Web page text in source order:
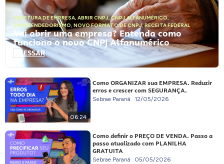
ABERTURA DE EMPRESA, ABRIR CNPJ,CNPJ ALFANUMÉRICO,
EMPREENDEDORISMO, NOVO FORMATO DE CNPJ,RECEITA FEDERAL
Vai abrir uma empresa? Entenda como
funciona o novo CNPJ Alfanumérico
ACESSAR
06:24
Como ORGANIZAR sua EMPRESA. Reduzir
erros e crescer com SEGURANÇA.
Sebrae Paraná 12/05/2026
Como definir o PREÇO DE VENDA. Passo a
passo atualizado com PLANILHA
GRATUITA
Sebrae Paraná 05/05/2026